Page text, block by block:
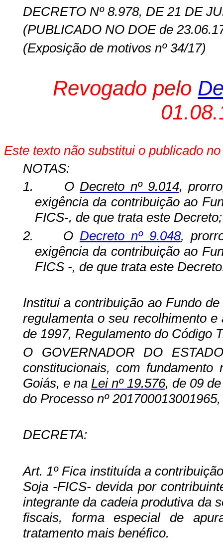
DECRETO Nº 8.978, DE 21 DE
(PUBLICADO NO DOE de
(Exposição de motivos nº 34/17)
Revogado pelo
Este texto não substitui o publicado
NOTAS:
1.
ODecreto nº 9.014,
exigência da contribuição ao
FICS-, de que trata este Decreto;
2.
O Decreto nº 9.048,
exigência da contribuição ao
FICS -, de que trata este
Institui a contribuição ao Fundo
regulamenta o seu recolhimento
de 1997, Regulamento do Código
O GOVERNADOR DO
constitucionais, com
Goiás, e na Lei nº 19.576, de 09
do Processo nº 201700013001965,
DECRETA:
Art. 1º Fica instituída a
Soja -FICS- devida por
integrante da cadeia produtiva da
fiscais, forma especial de
tratamento mais benéfico.